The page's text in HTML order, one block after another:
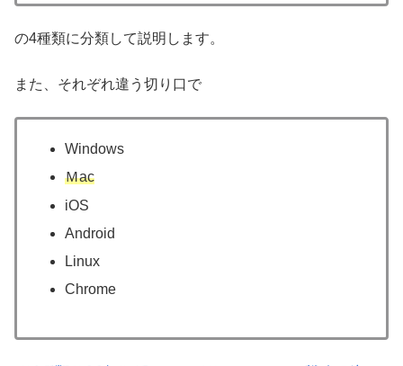
の4種類に分類して説明します。
また、それぞれ違う切り口で
Windows
Ｍac
iOS
Android
Linux
Chrome